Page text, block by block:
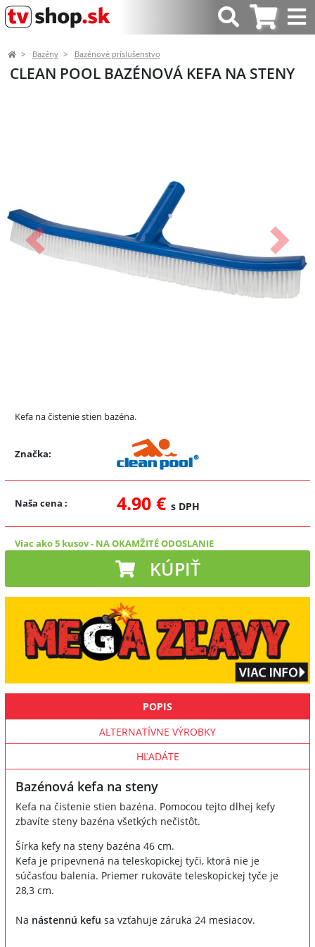
Bazény Bazénové príslušenstvo
CLEAN POOL BAZÉNOVÁ KEFA NA STENY
Predchádzajúci Ďalší
Kefa na čistenie stien bazéna.
Značka:
Naša cena : 4.90 € s DPH
Viac ako 5 kusov- NA OKAMŽITÉ ODOSLANIE
KÚPIŤ
POPIS
ALTERNATÍVNE VÝROBKY
HĽADÁTE
Bazénová kefa na steny
Kefa na čistenie stien bazéna. Pomocou tejto dlhej kefy
zbavíte steny bazéna všetkých nečistôt.
Šírka kefy na steny bazéna 46 cm.
Kefa je pripevnená na teleskopickej tyči, ktorá nie je
súčasťou balenia. Priemer rukoväte teleskopickej tyče je
28,3 cm.
Na nástennú kefu sa vzťahuje záruka 24 mesiacov.